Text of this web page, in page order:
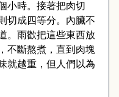
小時。接著把肉切
切成四等分。內臟不
。雨歡把這些東西放
不斷熬煮，直到肉塊
就越重，但人們以為